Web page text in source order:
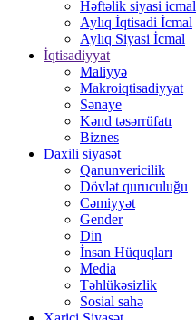
Həftəlik siyasi icmal
Aylıq İqtisadi İcmal
Aylıq Siyasi İcmal
İqtisadiyyat
Maliyyə
Makroiqtisadiyyat
Sənaye
Kənd təsərrüfatı
Biznes
Daxili siyasət
Qanunvericilik
Dövlət quruculuğu
Cəmiyyət
Gender
Din
İnsan Hüquqları
Media
Təhlükəsizlik
Sosial sahə